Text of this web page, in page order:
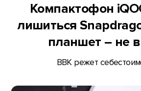
Компактофон
лишиться
планшет – не
BBK режет